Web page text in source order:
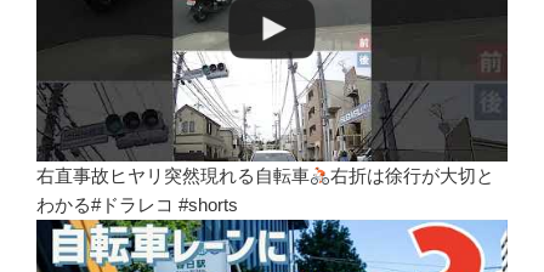
右直事故ヒヤリ突然現れる自転車
右折は徐行が大切と
わかる#ドラレコ #shorts